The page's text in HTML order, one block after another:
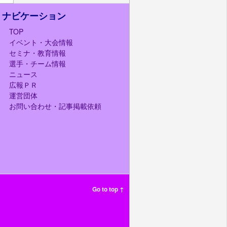
ナビケーション
TOP
イベント・大会情報
セミナ・教育情報
選手・チーム情報
ニュース
広報ＰＲ
運営団体
お問い合わせ・記事掲載依頼
Go to top ↑